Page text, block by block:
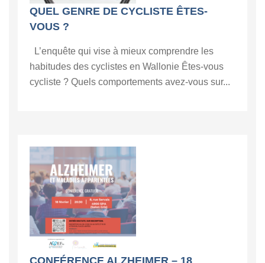
QUEL GENRE DE CYCLISTE ÊTES-
VOUS ?
L’enquête qui vise à mieux comprendre les
habitudes des cyclistes en Wallonie Êtes-vous
cycliste ? Quels comportements avez-vous sur...
CONFÉRENCE ALZHEIMER – 18